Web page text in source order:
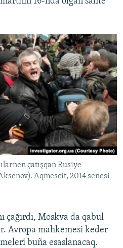
çatışqan Rusiye
Aqmescit, 2014 senesi
çağırdı, Moskva da qabul
Avropa mahkemesi keder
buña esaslanacaq.